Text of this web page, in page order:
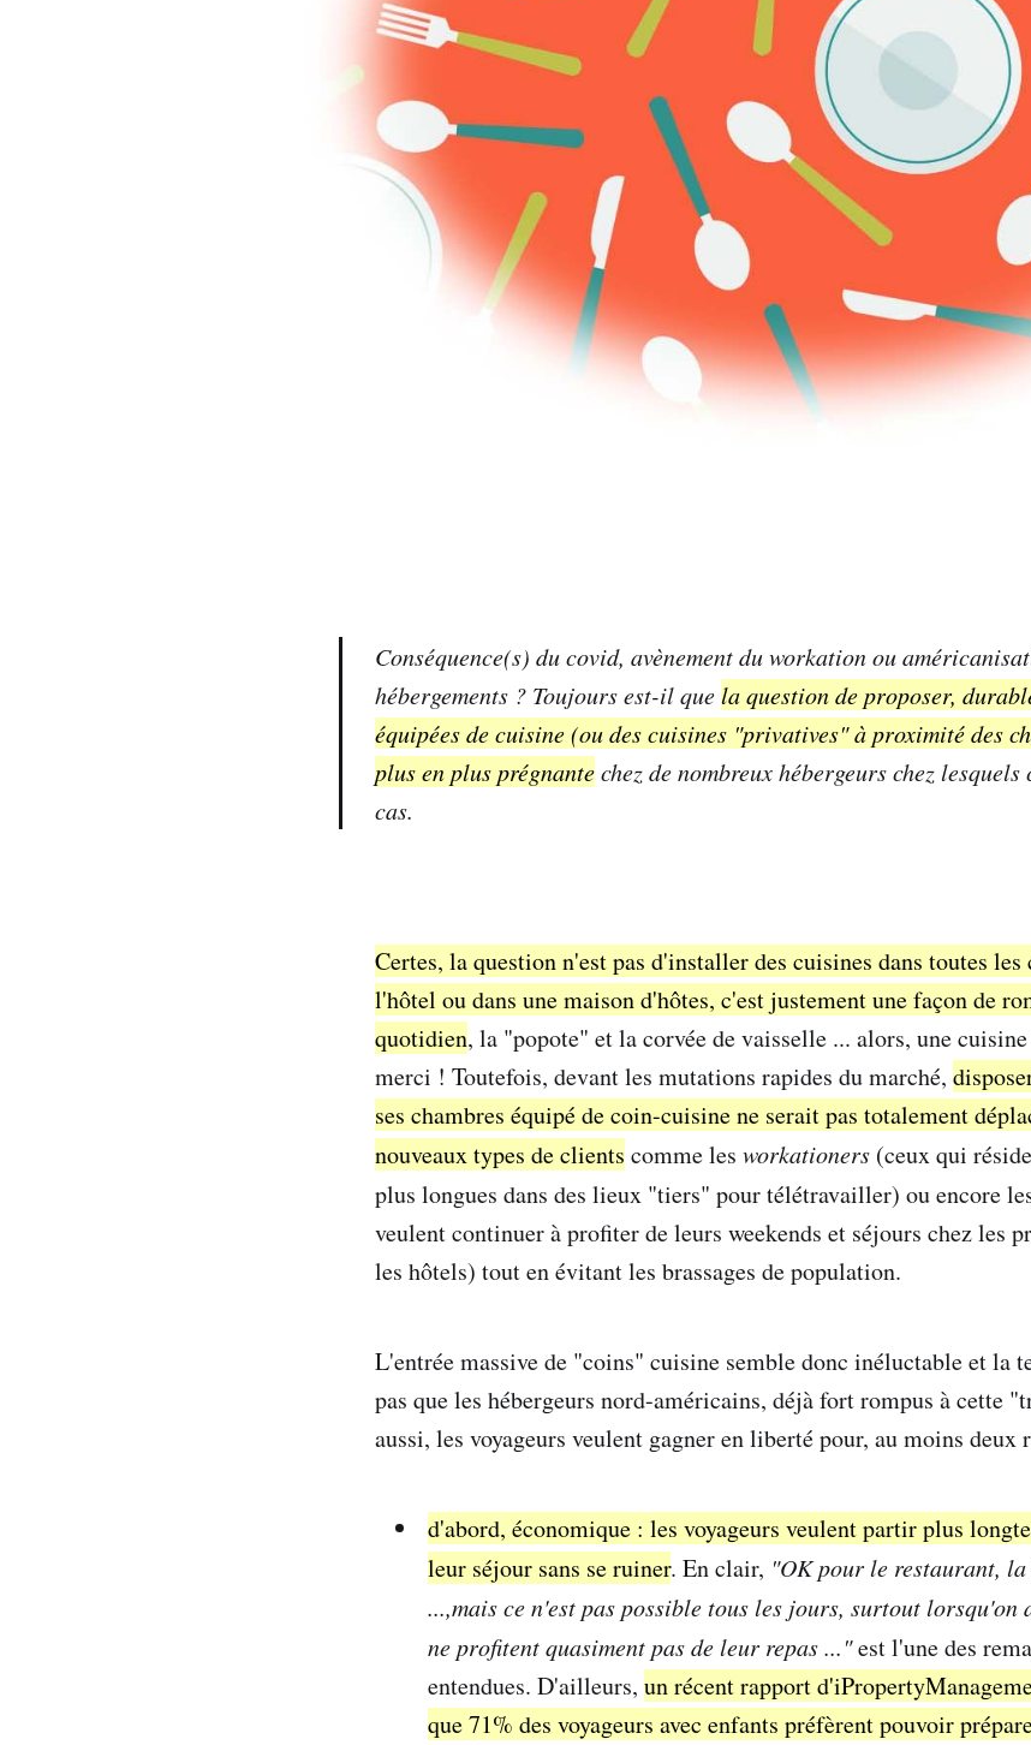
Conséquence(s) du covid, avènement duworkationou
hébergements ? Toujours est-il quela question de proposer,
équipées de cuisine (ou des cuisines "privatives" à proximité des
plus en plus prégnantechez de nombreux hébergeurs chez
cas.
Certes, la question n'est pas d'installer des cuisines dans toutes
l'hôtel ou dans une maison d'hôtes, c'est justement une façon de
quotidien, la "popote" et la corvée de vaisselle ... alors, une
merci ! Toutefois, devant les mutations rapides du marché,
ses chambres équipé de coin-cuisine ne serait pas totalement
nouveaux types de clients comme les workationers (ceux qui
plus longues dans des lieux "tiers" pour télétravailler) ou encore
veulent continuer à profiter de leurs weekends et séjours chez les
les hôtels) tout en évitant les brassages de population.
L'entrée massive de "coins" cuisine semble donc inéluctable et la
pas que les hébergeurs nord-américains, déjà fort rompus à cette
aussi, les voyageurs veulent gagner en liberté pour, au moins deux
d'abord, économique : les voyageurs veulent partir plus
leur séjour sans se ruiner. En clair, "OK pour le restaurant,
...,mais ce n'est pas possible tous les jours, surtout lorsqu'on
ne profitent quasiment pas de leur repas ..."est l'une des
entendues. D'ailleurs, un récent rapport
que 71% des voyageurs avec enfants préfèrent pouvoir